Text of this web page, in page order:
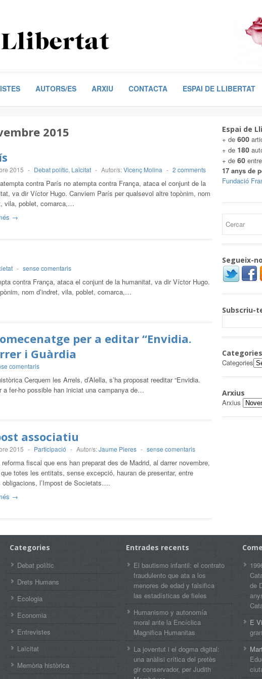
AUTORS/ES ARXIU CONTACTA ESPAI DE LLIBERTAT
2015
2015 - Debat polític, Laïcitat - Autor/s:Vicenç Molina - 2 comments
contra París no atempta contra França, ataca el conjunt de la
va dir Víctor Hugo. Canviem París per qualsevol altre topònim, nom
vila, poblet, comarca,…
→
- sense comentaris
contra França, ataca el conjunt de la humanitat, va dir Víctor Hugo.
nom d’indret, vila, poblet, comarca,…
per a editar “Envidia.
i Guàrdia
comentaris
Cerquem les Arrels, d’Alella, s’ha proposat reeditar “Envidia.
a fer-ho possible han iniciat una campanya de…
associatiu
2015 - Participació - Autor/s:Jaume Pieres - sense comentaris
fiscal que ens han preparat des de Madrid, al darrer novembre,
totes les entitats, sense excepció, hauran de presentar, entre
obligacions, l’Impost de Societats….
→
Espai de
+ de 600
+ de 180
+ de 60
17 anys de
Fundació
Segueix-
Subscriu-
Categories
Categories
Arxius
Arxius
Categories
Debat polític
Drets Humans
Ecologia
Economia
Entrevistes
Laïcitat
Memòria històrica
Entrades recents
El bautismo infantil: el contrato
fraudulento que ata a los
menores de edad y falsifica
las estadísticas de fieles
Humanismo y autonomía
moral ante la Encíclica
Magnifica Humanitas
La joventut i el dogma digital:
una anàlisi crítica del pretès
gir conservador, per Judith
de
E